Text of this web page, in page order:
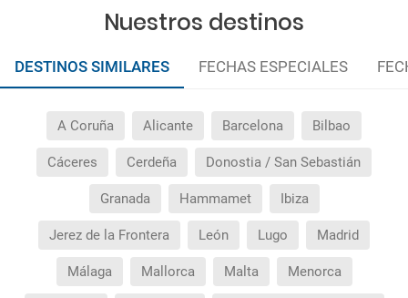
paquete vacacional en la página web?
quedado de pendiente de confirmación ¿Cómo
quiero al hacer mi solicitud de reserva?
dirigirme?
¿Incluye algún seguro de viaje mi reserva?
Nuestros destinos
DESTINOS SIMILARES FECHAS ESPECIALES
A Coruña Alicante Barcelona Bilbao
Cáceres Cerdeña Donostia / San Sebastián
Granada Hammamet Ibiza
Jerez de la Frontera León Lugo Madrid
Málaga Mallorca Malta Menorca